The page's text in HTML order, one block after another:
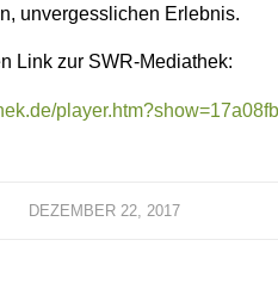
unvergesslichen Erlebnis.
Link zur SWR-Mediathek:
DEZEMBER 22, 2017